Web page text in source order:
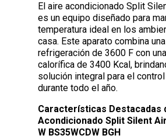
El aire acondicionado Split
es un equipo diseñado para
temperatura ideal en los
casa. Este aparato combina
refrigeración de 3600 F con
calorífica de 3400 Kcal,
solución integral para el
durante todo el año.
Características Destacadas
Acondicionado Split Silent
W BS35WCDW BGH